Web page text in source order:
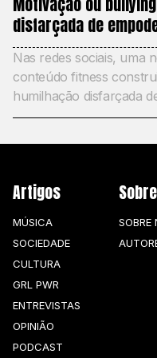
disfarçada de
Nas redes sociais, uma
conteúdo fitness
humilhação disfarçada
Artigos
MÚSICA
SOCIEDADE
CULTURA
GRL PWR
ENTREVISTAS
OPINIÃO
PODCAST
Sobre
SOBRE